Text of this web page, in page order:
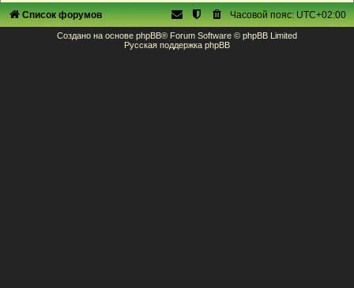
Список форумов Часовой пояс:UTC+02:00
Создано на основе phpBB® Forum Software © phpBB Limited
Русская поддержка phpBB